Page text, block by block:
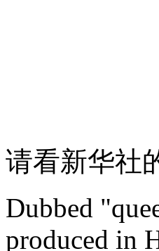
请看新华社
Dubbed
produced in